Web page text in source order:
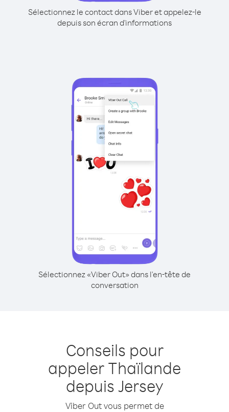
Sélectionnez le contact dans Viber et appelez-le
depuis son écran d'informations
Sélectionnez «Viber Out» dans l'en-tête de
conversation
Conseils pour
appeler Thaïlande
depuis Jersey
Viber Out vous permet de